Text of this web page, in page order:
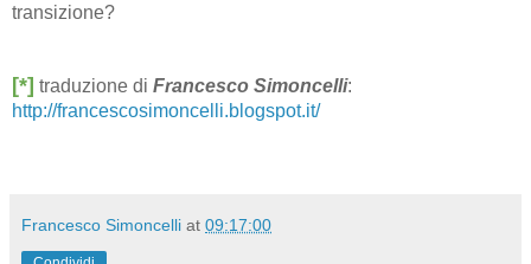
transizione?
[*] traduzione di Francesco Simoncelli:
http://francescosimoncelli.blogspot.it/
Francesco Simoncelli at 09:17:00